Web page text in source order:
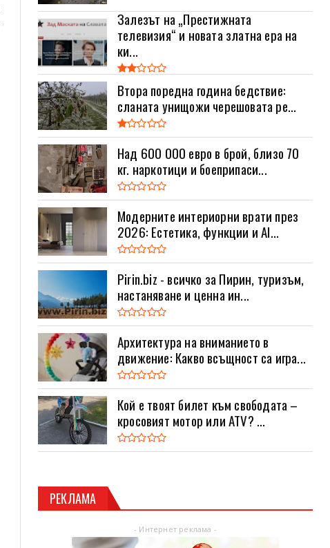
Залезът на „Престижната
телевизия“ и новата златна ера на
ки...
Втора поредна година бедствие:
сланата унищожи черешовата ре...
Над 600 000 евро в брой, близо 70
кг. наркотици и боеприпаси...
Модерните интериорни врати през
2026: Естетика, функции и AI...
Pirin.biz - всичко за Пирин, туризъм,
настаняване и ценна ин...
Архитектура на вниманието в
движение: Какво всъщност са игра...
Кой е твоят билет към свободата –
кросовият мотор или ATV? ...
РЕКЛАМА
- Интернет реклама -